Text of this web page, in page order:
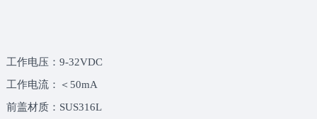
工作电压：9-32VDC
工作电流：＜50mA
前盖材质：SUS316L